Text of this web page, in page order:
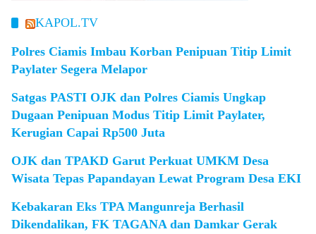
KAPOL.TV
Polres Ciamis Imbau Korban Penipuan Titip Limit
Paylater Segera Melapor
Satgas PASTI OJK dan Polres Ciamis Ungkap
Dugaan Penipuan Modus Titip Limit Paylater,
Kerugian Capai Rp500 Juta
OJK dan TPAKD Garut Perkuat UMKM Desa
Wisata Tepas Papandayan Lewat Program Desa EKI
Kebakaran Eks TPA Mangunreja Berhasil
Dikendalikan, FK TAGANA dan Damkar Gerak